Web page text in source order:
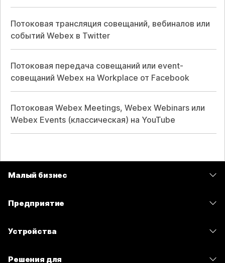
Потоковая трансляция совещаний, вебиналов или
событий Webex в Twitter
Потоковая передача совещаний или event-
совещаний Webex на Workplace от Facebook
Потоковая Webex Meetings, Webex Webinars или
Webex Events (классическая) на YouTube
Малый бизнес
Предприятие
Устройства
Решения для